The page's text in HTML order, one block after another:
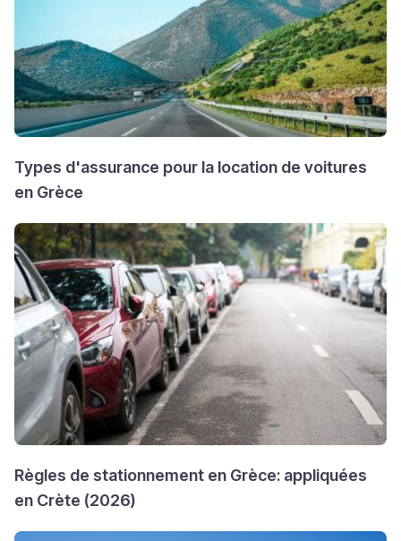
Types d'assurance pour la location de voitures
en Grèce
Règles de stationnement en Grèce: appliquées
en Crète (2026)